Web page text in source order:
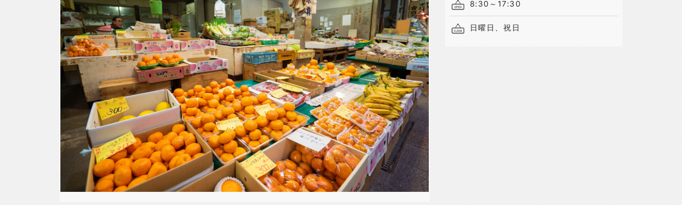
8:30～17:30
日曜日、祝日